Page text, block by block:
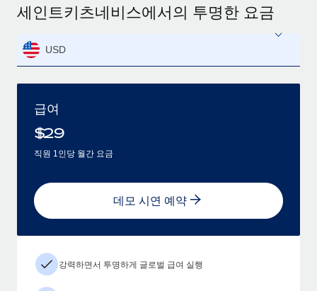
세인트키츠네비스에서의 투명한 요금
USD
급여
$29
직원 1인당 월간 요금
데모 시연 예약
강력하면서 투명하게 글로벌 급여 실행